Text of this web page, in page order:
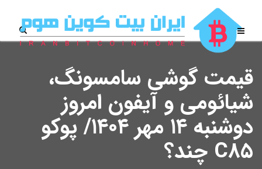
قیمت گوشی سامسونگ،
شیائومی و آیفون امروز
دوشنبه ۱۴ مهر ۱۴۰۴/ پوکو
C۸۵ چند؟